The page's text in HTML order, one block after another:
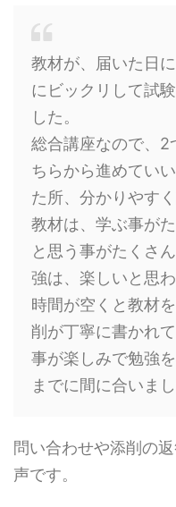
教材が、届いた日
にビックリして試
した。
総合講座なので、2
ちらから進めてい
た所、分かりやす
教材は、学ぶ事が
と思う事がたくさ
強は、楽しいと思
時間が空くと教材
削が丁寧に書かれ
事が楽しみで勉強
までに間に合いまし
問い合わせや添削の
声です。